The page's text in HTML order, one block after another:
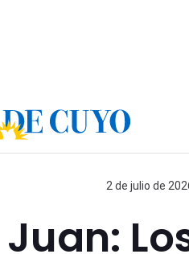
2 de julio de